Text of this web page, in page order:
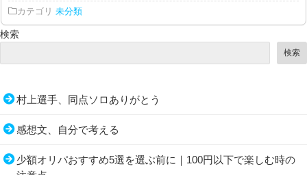
カテゴリ 未分類
検索
検索
村上選手、同点ソロありがとう
感想文、自分で考える
少額オリパおすすめ5選を選ぶ前に｜100円以下で楽しむ時の